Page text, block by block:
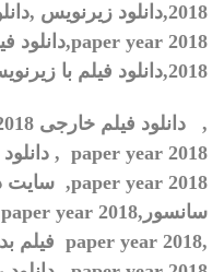
2018, دانلود زیرنویس ,
paper year 2018, دانلود
2018, دانلود فیلم با
, دانلود فیلم خارجی
paper year 2018
,
,paper year 2018
سایت
سانسور,paper year 2018
,
paper year 2018 فیلم